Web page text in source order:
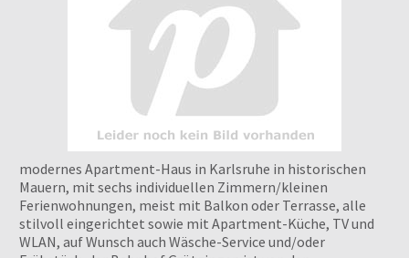
modernes Apartment-Haus in Karlsruhe in historischen
Mauern, mit sechs individuellen Zimmern/kleinen
Ferienwohnungen, meist mit Balkon oder Terrasse, alle
stilvoll eingerichtet sowie mit Apartment-Küche, TV und
WLAN, auf Wunsch auch Wäsche-Service und/oder